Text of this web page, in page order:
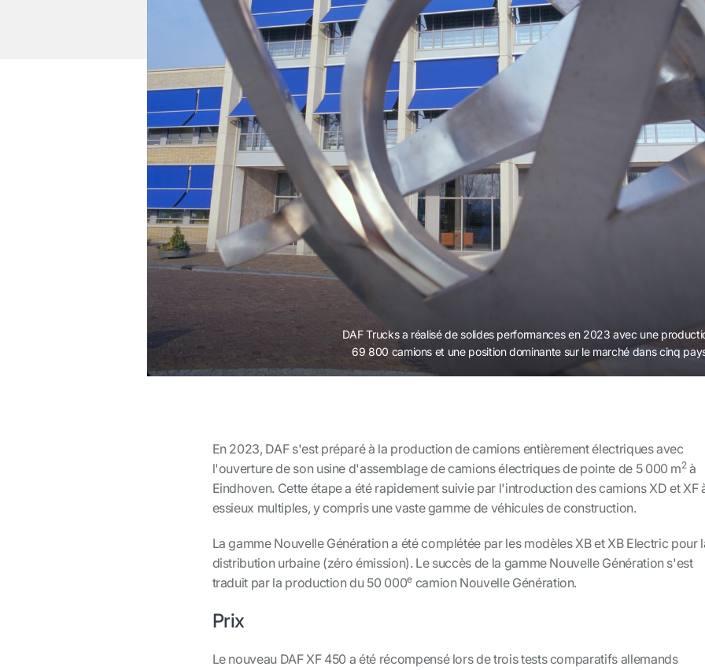
DAF Trucks a réalisé de solides performances en 2023 avec une
69 800 camions et une position dominante sur le marché dans cinq
En 2023, DAF s'est préparé à la production de camions entièrement électriques avec
l'ouverture de son usine d'assemblage de camions électriques de pointe de 5 000 m2à
Eindhoven. Cette étape a été rapidement suivie par l'introduction des camions XD et XF
essieux multiples, y compris une vaste gamme de véhicules de construction.
La gamme Nouvelle Génération a été complétée par les modèles XB et XB Electric pour
distribution urbaine (zéro émission). Le succès de la gamme Nouvelle Génération s'est
traduit par la production du 50 000ecamion Nouvelle Génération.
Prix
Le nouveau DAF XF 450 a été récompensé lors de trois tests comparatifs allemands